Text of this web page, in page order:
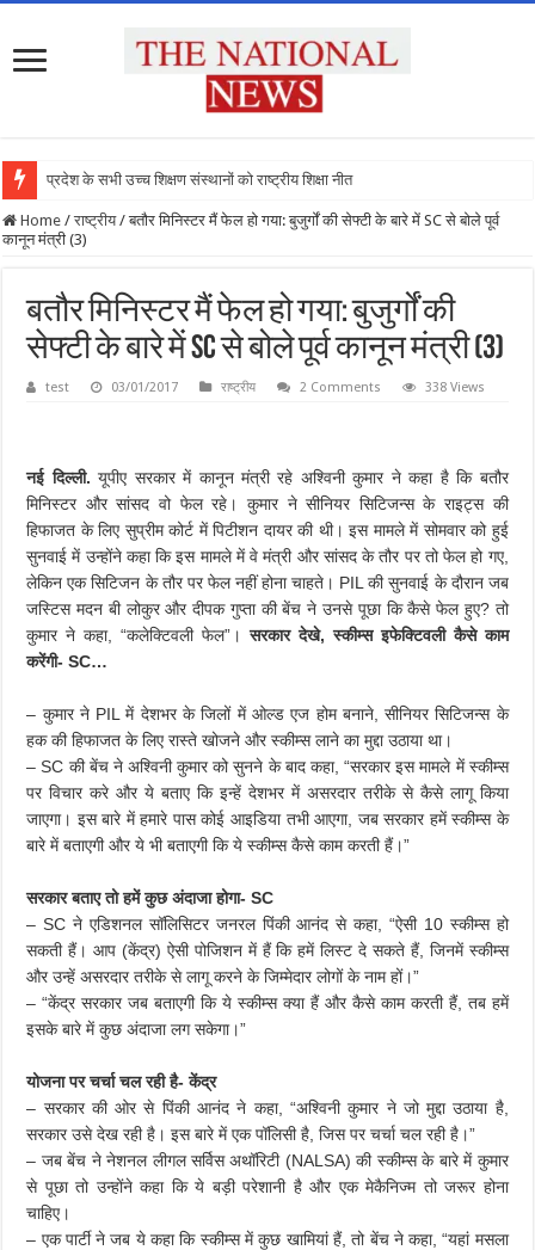
प्रदेश के सभी उच्च शिक्षण संस्थानों को राष्ट्रीय शिक्षा नीति के अन
Home / राष्ट्रीय / बतौर मिनिस्टर मैं फेल हो गया: बुजुर्गों की सेफ्टी के बारे में SC से बोले पूर्व
कानून मंत्री (3)
बतौर मिनिस्टर मैं फेल हो गया: बुजुर्गों की
सेफ्टी के बारे में SC से बोले पूर्व कानून मंत्री (3)
test 03/01/2017 राष्ट्रीय 2 Comments 338 Views
नई दिल्ली. यूपीए सरकार में कानून मंत्री रहे अश्विनी कुमार ने कहा है कि बतौर
मिनिस्टर और सांसद वो फेल रहे। कुमार ने सीनियर सिटिजन्स के राइट्स की
हिफाजत के लिए सुप्रीम कोर्ट में पिटीशन दायर की थी। इस मामले में सोमवार को हुई
सुनवाई में उन्होंने कहा कि इस मामले में वे मंत्री और सांसद के तौर पर तो फेल हो गए,
लेकिन एक सिटिजन के तौर पर फेल नहीं होना चाहते। PIL की सुनवाई के दौरान जब
जस्टिस मदन बी लोकुर और दीपक गुप्ता की बेंच ने उनसे पूछा कि कैसे फेल हुए? तो
कुमार ने कहा, “कलेक्टिवली फेल”।सरकार देखे, स्कीम्स इफेक्टिवली कैसे काम
करेंगी- SC…
– कुमार ने PIL में देशभर के जिलों में ओल्ड एज होम बनाने, सीनियर सिटिजन्स के
हक की हिफाजत के लिए रास्ते खोजने और स्कीम्स लाने का मुद्दा उठाया था।
– SC की बेंच ने अश्विनी कुमार को सुनने के बाद कहा, “सरकार इस मामले में स्कीम्स
पर विचार करे और ये बताए कि इन्हें देशभर में असरदार तरीके से कैसे लागू किया
जाएगा। इस बारे में हमारे पास कोई आइडिया तभी आएगा, जब सरकार हमें स्कीम्स के
बारे में बताएगी और ये भी बताएगी कि ये स्कीम्स कैसे काम करती हैं।”
सरकार बताए तो हमें कुछ अंदाजा होगा- SC
– SC ने एडिशनल सॉलिसिटर जनरल पिंकी आनंद से कहा, “ऐसी 10 स्कीम्स हो
सकती हैं। आप (केंद्र) ऐसी पोजिशन में हैं कि हमें लिस्ट दे सकते हैं, जिनमें स्कीम्स
और उन्हें असरदार तरीके से लागू करने के जिम्मेदार लोगों के नाम हों।”
– “केंद्र सरकार जब बताएगी कि ये स्कीम्स क्या हैं और कैसे काम करती हैं, तब हमें
इसके बारे में कुछ अंदाजा लग सकेगा।”
योजना पर चर्चा चल रही है- केंद्र
– सरकार की ओर से पिंकी आनंद ने कहा, “अश्विनी कुमार ने जो मुद्दा उठाया है,
सरकार उसे देख रही है। इस बारे में एक पॉलिसी है, जिस पर चर्चा चल रही है।”
– जब बेंच ने नेशनल लीगल सर्विस अथॉरिटी (NALSA) की स्कीम्स के बारे में कुमार
से पूछा तो उन्होंने कहा कि ये बड़ी परेशानी है और एक मेकैनिज्म तो जरूर होना
चाहिए।
– एक पार्टी ने जब ये कहा कि स्कीम्स में कुछ खामियां हैं, तो बेंच ने कहा, “यहां मसला